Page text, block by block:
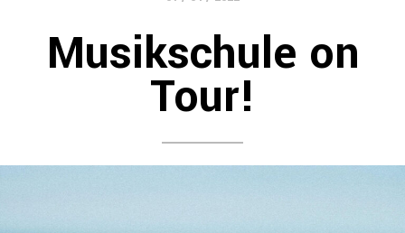
Musikschule on
Tour!